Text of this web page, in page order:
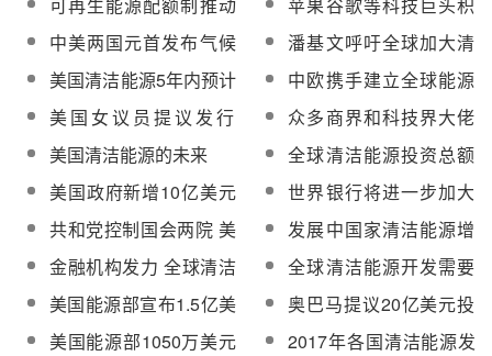
50%
可再生能源配额制推动
美国清洁能源发电量大
幅增长
苹果谷歌等科技巨头积
极声援奥巴马的清洁能
源计划
中美两国元首发布气候
变化联合声明 加快清洁
能源应用
潘基文呼吁全球加大清
洁能源投资
美国清洁能源5年内预计
有730亿美元新投资
中欧携手建立全球能源
互联网 2050年清洁能源
将占80%
美国女议员提议发行
“1500亿美元”国家清洁
能源债券
众多商界和科技界大佬
斥十亿美金投资开发清
洁能源
美国清洁能源的未来
全球清洁能源投资总额
今年第三季度达700亿
美元
美国政府新增10亿美元
助清洁能源方案实施
世界银行将进一步加大
清洁能源投资
共和党控制国会两院 美
国清洁能源发展或受阻
发展中国家清洁能源增
速是发达国家的2倍
金融机构发力 全球清洁
能源将迎来发展新机遇
全球清洁能源开发需要
彼此协作
美国能源部宣布1.5亿美
元清洁能源税收减免计
奥巴马提议20亿美元投
资清洁能源研发
美国能源部1050万美元
2017年各国清洁能源发